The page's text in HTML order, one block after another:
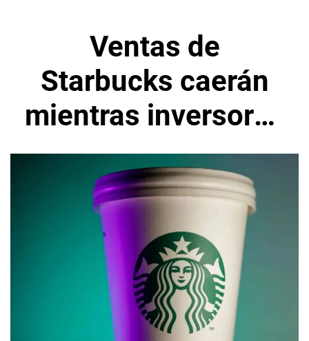
Ventas de
Starbucks caerán
mientras inversores
esperan una
recuperación